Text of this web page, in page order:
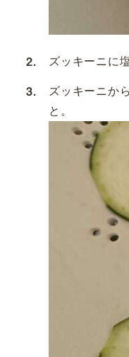
ズッキーニに
ズッキーニか
と。